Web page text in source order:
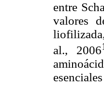
entre
valores
al., 2006